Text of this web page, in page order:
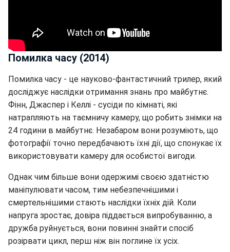
Помилка часу (2014)
Помилка часу - це науково-фантастичний трилер, який
досліджує наслідки отримання знань про майбутнє.
Фінн, Джаспер і Келлі - сусіди по кімнаті, які
натрапляють на таємничу камеру, що робить знімки на
24 години в майбутнє. Незабаром вони розуміють, що
фотографії точно передбачають їхні дії, що спонукає їх
використовувати камеру для особистої вигоди.
Однак чим більше вони одержимі своєю здатністю
маніпулювати часом, тим небезпечнішими і
смертельнішими стають наслідки їхніх дій. Коли
напруга зростає, довіра піддається випробуванню, а
дружба руйнується, вони повинні знайти спосіб
розірвати цикл, перш ніж він поглине їх усіх.